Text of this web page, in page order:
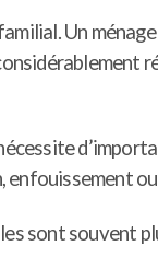
Un
enfouissement
sont souvent